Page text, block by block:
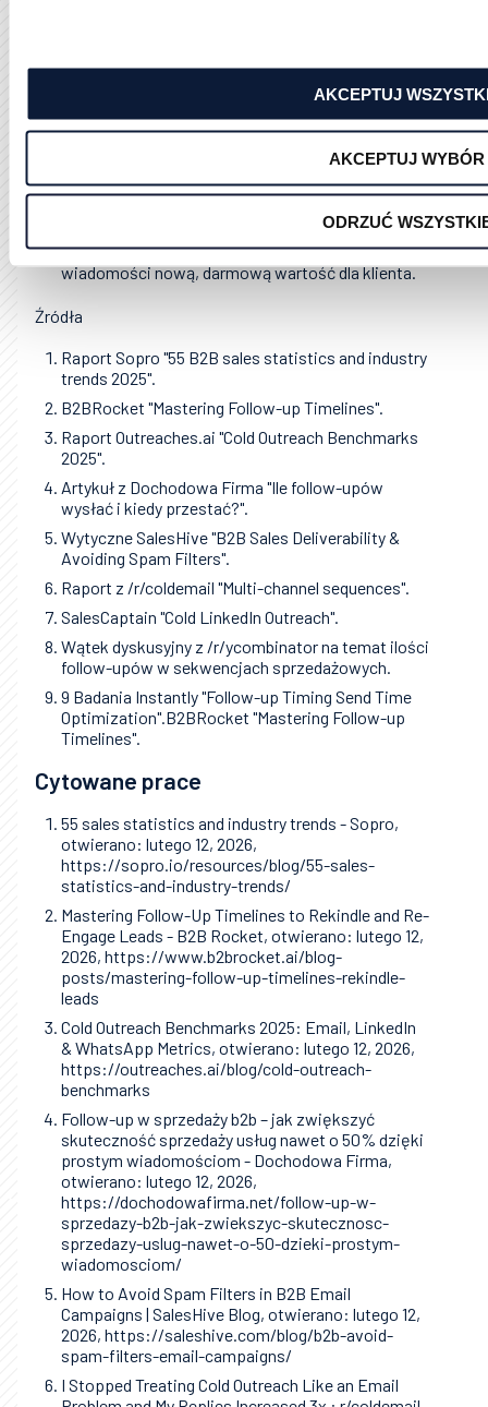
AKCEPTUJ
AKCEPTUJ WYBÓR
ODRZUĆ
środkowe (od wtorku do czwartku) w godzinach
porannych i przedpołudniowych.(9)
Absolutnie nie. Używanie słów „przepraszam, że
znowu męczę” odbiera Ci pozycję profesjonalisty.
Zamiast przepraszać, po prostu wnieś w
wiadomości nową, darmową wartość dla klienta.
Źródła
Raport Sopro "55 B2B sales statistics and industry
trends 2025".
B2BRocket "Mastering Follow-up Timelines".
Raport Outreaches.ai "Cold Outreach Benchmarks
2025".
Artykuł z Dochodowa Firma "Ile follow-upów
wysłać i kiedy przestać?".
Wytyczne SalesHive "B2B Sales Deliverability &
Avoiding Spam Filters".
Raport z /r/coldemail "Multi-channel sequences".
SalesCaptain "Cold LinkedIn Outreach".
Wątek dyskusyjny z /r/ycombinator na temat ilości
follow-upów w sekwencjach sprzedażowych.
9 Badania Instantly "Follow-up Timing Send Time
Optimization".B2BRocket "Mastering Follow-up
Timelines".
Cytowane prace
55 sales statistics and industry trends - Sopro,
otwierano: lutego 12, 2026,
https://sopro.io/resources/blog/55-sales-
statistics-and-industry-trends/
Mastering Follow-Up Timelines to Rekindle and Re-
Engage Leads - B2B Rocket, otwierano: lutego 12,
2026, https://www.b2brocket.ai/blog-
posts/mastering-follow-up-timelines-rekindle-
leads
Cold Outreach Benchmarks 2025: Email, LinkedIn
& WhatsApp Metrics, otwierano: lutego 12, 2026,
https://outreaches.ai/blog/cold-outreach-
benchmarks
Follow-up w sprzedaży b2b – jak zwiększyć
skuteczność sprzedaży usług nawet o 50% dzięki
prostym wiadomościom - Dochodowa Firma,
otwierano: lutego 12, 2026,
https://dochodowafirma.net/follow-up-w-
sprzedazy-b2b-jak-zwiekszyc-skutecznosc-
sprzedazy-uslug-nawet-o-50-dzieki-prostym-
wiadomosciom/
How to Avoid Spam Filters in B2B Email
Campaigns | SalesHive Blog, otwierano: lutego 12,
2026, https://saleshive.com/blog/b2b-avoid-
spam-filters-email-campaigns/
I Stopped Treating Cold Outreach Like an Email